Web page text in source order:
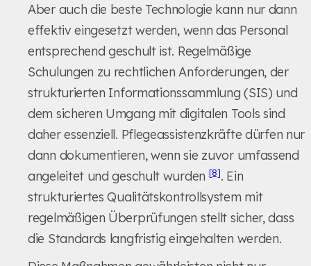
Aber auch die beste Technologie kann nur dann
effektiv eingesetzt werden, wenn das Personal
entsprechend geschult ist. Regelmäßige
Schulungen zu rechtlichen Anforderungen, der
strukturierten Informationssammlung (SIS) und
dem sicheren Umgang mit digitalen Tools sind
daher essenziell. Pflegeassistenzkräfte dürfen nur
dann dokumentieren, wenn sie zuvor umfassend
angeleitet und geschult wurden[8]. Ein
strukturiertes Qualitätskontrollsystem mit
regelmäßigen Überprüfungen stellt sicher, dass
die Standards langfristig eingehalten werden.